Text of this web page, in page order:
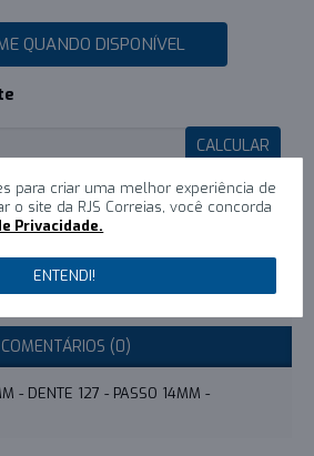
QUANDO DISPONÍVEL
CALCULAR
um comentário
COMENTÁRIOS (0)
- DENTE 127 - PASSO 14MM -
para criar uma melhor experiência de
o site da RJS Correias, você concorda
Privacidade.
ENTENDI!